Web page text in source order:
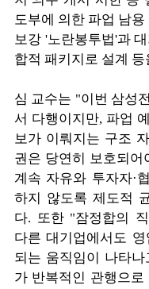
도부에 의한 파업 남
보강 '노란봉투법'과
합적 패키지로 설계 등
심 교수는 "이번 삼성
서 다행이지만, 파업
보가 이뤄지는 구조
권은 당연히 보호되어
계속 자유와 투자자·
하지 않도록 제도적
다. 또한 "잠정합의
다른 대기업에서도
되는 움직임이 나타
가 반복적인 관행으